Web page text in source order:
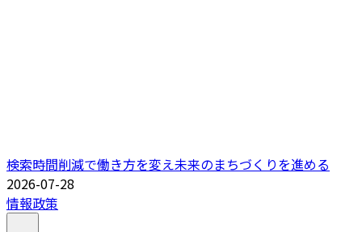
検索時間削減で働き方を変え未来のまちづくりを進める
2026-07-28
情報政策